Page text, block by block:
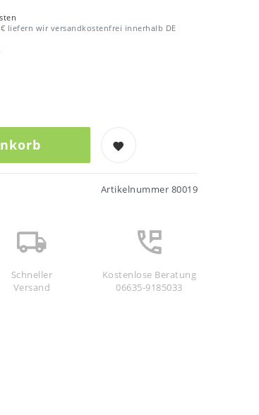
liefern wir versandkostenfrei innerhalb DE
Artikelnummer 80019
Schneller
Versand
Kostenlose Beratung
06635-9185033